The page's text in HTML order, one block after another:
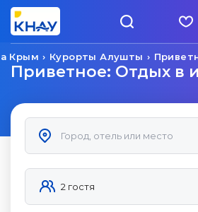
Курорты Алушты
Крым
Приветное: Отдых в